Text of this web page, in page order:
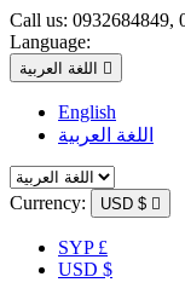
Call us: 0932684849,
Language:
اللغة العربية 
English
اللغة العربية
Currency: USD $ 
SYP £
USD $